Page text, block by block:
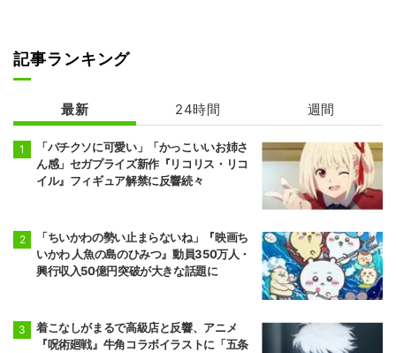
ン 2期
記事ランキング
最新 24時間 週間
「バチクソに可愛い」「かっこいいお姉さ
ん感」セガプライズ新作『リコリス・リコ
イル』フィギュア解禁に反響続々
「ちいかわの勢い止まらないね」『映画ち
いかわ 人魚の島のひみつ』動員350万人・
興行収入50億円突破が大きな話題に
着こなしがまるで高級店と反響、アニメ
『呪術廻戦』牛角コラボイラストに「五条